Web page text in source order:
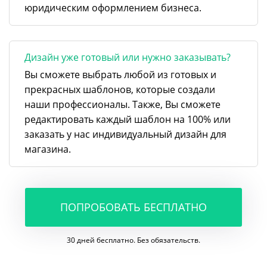
юридическим оформлением бизнеса.
Дизайн уже готовый или нужно заказывать?
Вы сможете выбрать любой из готовых и
прекрасных шаблонов, которые создали
наши профессионалы. Также, Вы сможете
редактировать каждый шаблон на 100% или
заказать у нас индивидуальный дизайн для
магазина.
ПОПРОБОВАТЬ БЕСПЛАТНО
30 дней бесплатно. Без обязательств.